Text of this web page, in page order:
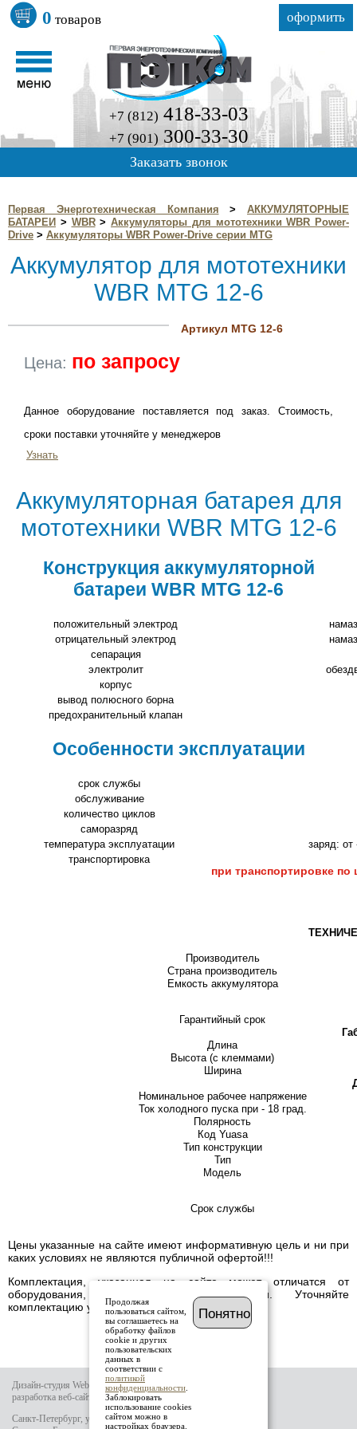
0 товаров оформить
+7 (812) 418-33-03
+7 (901) 300-33-30
Заказать звонок
Первая Энерготехническая Компания > АККУМУЛЯТОРНЫЕ
БАТАРЕИ > WBR> Аккумуляторы для мототехники WBR Power-
Drive > Аккумуляторы WBR Power-Drive серии MTG
Аккумулятор для мототехники
WBR MTG 12-6
Артикул MTG 12-6
Цена: по запросу
Данное оборудование поставляется под заказ. Стоимость,
сроки поставки уточняйте у менеджеров
Узнать
Aккумуляторная батарея для
мототехники WBR MTG 12-6
Конструкция аккумуляторной
батареи WBR MTG 12-6
положительный электрод
отрицательный электрод
сепарация
электролит
корпус
вывод полюсного борна
предохранительный клапан
Особенности эксплуатации
срок службы
обслуживание
количество циклов
саморазряд
температура эксплуатации
заряд: от
транспортировка
при транспортировке
Производитель
Страна производитель
Емкость аккумулятора
Гарантийный срок
Длина
Высота (с клеммами)
Ширина
Номинальное рабочее напряжение
Ток холодного пуска при - 18 град.
Полярность
Код Yuasa
Тип конструкции
Тип
Модель
Срок службы
Цены указанные на сайте имеют информативную цель и ни при
каких условиях не являются публичной офертой!!!
Комплектация, указанная на сайте может отличатся от
оборудования, имеющегося в наличии. Уточняйте
комплектацию у менеджера.
Дизайн-студия Website-it
разработка веб-сайта
Санкт-Петербург, ул.Тамбовская д.69 лит.Б
Продолжая
пользоваться сайтом,
вы соглашаетесь на
обработку файлов
cookie и других
пользовательских
данных в
соответствии с
политикой
конфиденциальности
Заблокировать
использование cookies
сайтом можно в
настройках браузера.
Понятно